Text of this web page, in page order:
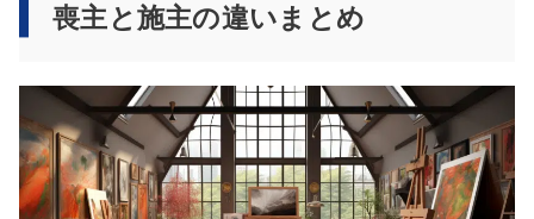
喪主と施主の違いまとめ